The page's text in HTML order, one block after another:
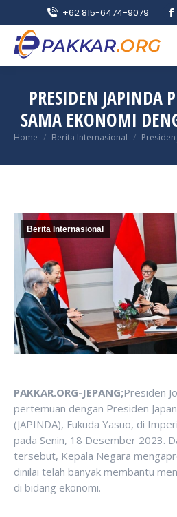
+62 815-6474-9079
PRESIDEN JAPINDA
SAMA EKONOMI
You are here:
Home Berita Internasional
Berita Internasional
PAKKAR.ORG-JEPANG;Presiden
pertemuan dengan Presiden
(JAPINDA), Fukuda Yasuo, di
pada Senin, 18 Desember 2023.
tersebut, Kepala Negara
dinilai telah banyak membantu
di bidang ekonomi.